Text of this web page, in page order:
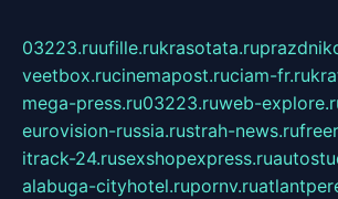
03223.ruufille.rukrasotata.ru
veetbox.rucinemapost.ruciam-fr.ru
mega-press.ru03223.ruweb-
eurovision-russia.rustrah-news.ru
itrack-24.rusexshopexpress.ru
alabuga-cityhotel.rupornv.ru